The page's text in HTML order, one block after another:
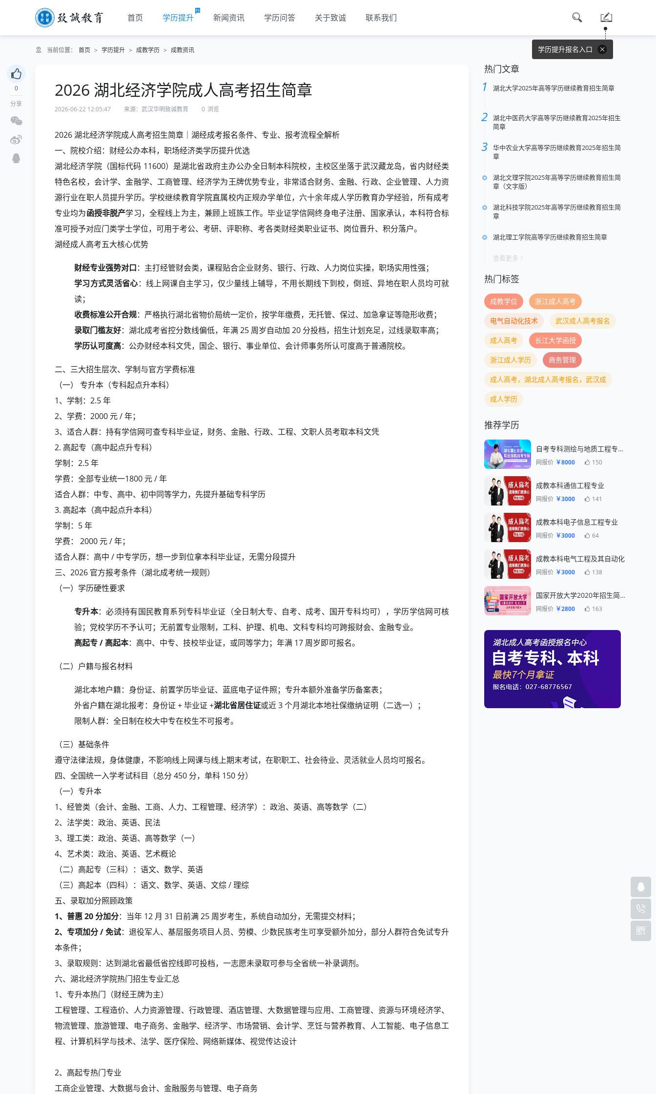
首页 学历提升 新闻资讯 学历问答 关于致诚 联系我们
学历提升报名入口
当前位置： 首页 > 学历提升 > 成教学历 > 成教资讯
0
分享
2026 湖北经济学院成人高考招生简章
2026-06-22 12:05:47 来源：武汉华明致诚教育 0 浏览
2026 湖北经济学院成人高考招生简章｜湖经成考报名条件、专业、报考流程全解析
一、院校介绍：财经公办本科，职场经济类学历提升优选
湖北经济学院（国标代码 11600）是湖北省政府主办公办全日制本科院校，主校区坐落于武汉藏龙岛，省内财经类
特色名校，会计学、金融学、工商管理、经济学为王牌优势专业，非常适合财务、金融、行政、企业管理、人力资
源行业在职人员提升学历。学校继续教育学院直属校内正规办学单位，六十余年成人学历教育办学经验，所有成考
专业均为函授非脱产学习，全程线上为主，兼顾上班族工作。毕业证学信网终身电子注册、国家承认，本科符合标
准可授予对应门类学士学位，可用于考公、考研、评职称、考各类财经类职业证书、岗位晋升、积分落户。
湖经成人高考五大核心优势
财经专业强势对口：主打经管财会类，课程贴合企业财务、银行、行政、人力岗位实操，职场实用性强；
学习方式灵活省心：线上网课自主学习，仅少量线上辅导，不用长期线下到校，倒班、异地在职人员均可就
读；
收费标准公开合规：严格执行湖北省物价局统一定价，按学年缴费，无托管、保过、加急拿证等隐形收费；
录取门槛友好：湖北成考省控分数线偏低，年满 25 周岁自动加 20 分投档，招生计划充足，过线录取率高；
学历认可度高：公办财经本科文凭，国企、银行、事业单位、会计师事务所认可度高于普通院校。
二、三大招生层次、学制与官方学费标准
（一） 专升本（专科起点升本科）
1、学制：2.5 年
2、学费：2000 元 / 年；
3、适合人群：持有学信网可查专科毕业证，财务、金融、行政、工程、文职人员考取本科文凭
2. 高起专（高中起点升专科）
学制：2.5 年
学费：全部专业统一1800 元 / 年
适合人群：中专、高中、初中同等学力，先提升基础专科学历
3. 高起本（高中起点升本科）
学制：5 年
学费： 2000 元 / 年；
适合人群：高中 / 中专学历，想一步到位拿本科毕业证，无需分段提升
三、2026 官方报考条件（湖北成考统一规则）
（一）学历硬性要求
专升本：必须持有国民教育系列专科毕业证（全日制大专、自考、成考、国开专科均可），学历学信网可核
验；党校学历不予认可；无前置专业限制，工科、护理、机电、文科专科均可跨报财会、金融专业。
高起专 / 高起本：高中、中专、技校毕业证，或同等学力；年满 17 周岁即可报名。
（二）户籍与报名材料
湖北本地户籍：身份证、前置学历毕业证、蓝底电子证件照；专升本额外准备学历备案表；
外省户籍在湖北报考：身份证 + 毕业证 +湖北省居住证或近 3 个月湖北本地社保缴纳证明（二选一）；
限制人群：全日制在校大中专在校生不可报考。
（三）基础条件
遵守法律法规，身体健康，不影响线上网课与线上期末考试，在职职工、社会待业、灵活就业人员均可报名。
四、全国统一入学考试科目（总分 450 分，单科 150 分）
（一）专升本
1、经管类（会计、金融、工商、人力、工程管理、经济学）：政治、英语、高等数学（二）
2、法学类：政治、英语、民法
3、理工类：政治、英语、高等数学（一）
4、艺术类：政治、英语、艺术概论
（二）高起专（三科）：语文、数学、英语
（三）高起本（四科）：语文、数学、英语、文综 / 理综
五、录取加分照顾政策
1、普惠 20 分加分：当年 12 月 31 日前满 25 周岁考生，系统自动加分，无需提交材料；
2、专项加分 / 免试：退役军人、基层服务项目人员、劳模、少数民族考生可享受额外加分，部分人群符合免试专升
本条件；
3、录取规则：达到湖北省最低省控线即可投档，一志愿未录取可参与全省统一补录调剂。
六、湖北经济学院热门招生专业汇总
1、专升本热门（财经王牌为主）
工程管理、工程造价、人力资源管理、行政管理、酒店管理、大数据管理与应用、工商管理、资源与环境经济学、
物流管理、旅游管理、电子商务、金融学、经济学、市场营销、会计学、烹饪与营养教育、人工智能、电子信息工
程、计算机科学与技术、法学、医疗保险、网络新媒体、视觉传达设计
2、高起专热门专业
工商企业管理、大数据与会计、金融服务与管理、电子商务
热门文章
湖北大学2025年高等学历继续教育招生简章
湖北中医药大学高等学历继续教育2025年招生
简章
华中农业大学高等学历继续教育2025年招生简
章
湖北文理学院2025年高等学历继续教育招生简
章（文字版）
湖北科技学院2025年高等学历继续教育招生简
章
湖北理工学院高等学历继续教育招生简章
查看更多
热门标签
成教学位 浙江成人高考
电气自动化技术 武汉成人高考报名
成人高考 长江大学函授
浙江成人学历 商务管理
成人高考，湖北成人高考报名，武汉成
成人学历
推荐学历
自考专科测绘与地质工程专业一年毕业
网报价 ￥8000 150
成教本科通信工程专业
网报价 ￥3000 141
成教本科电子信息工程专业
网报价 ￥3000 64
成教本科电气工程及其自动化
网报价 ￥3000 138
国家开放大学2020年招生简章
网报价 ￥2800 163